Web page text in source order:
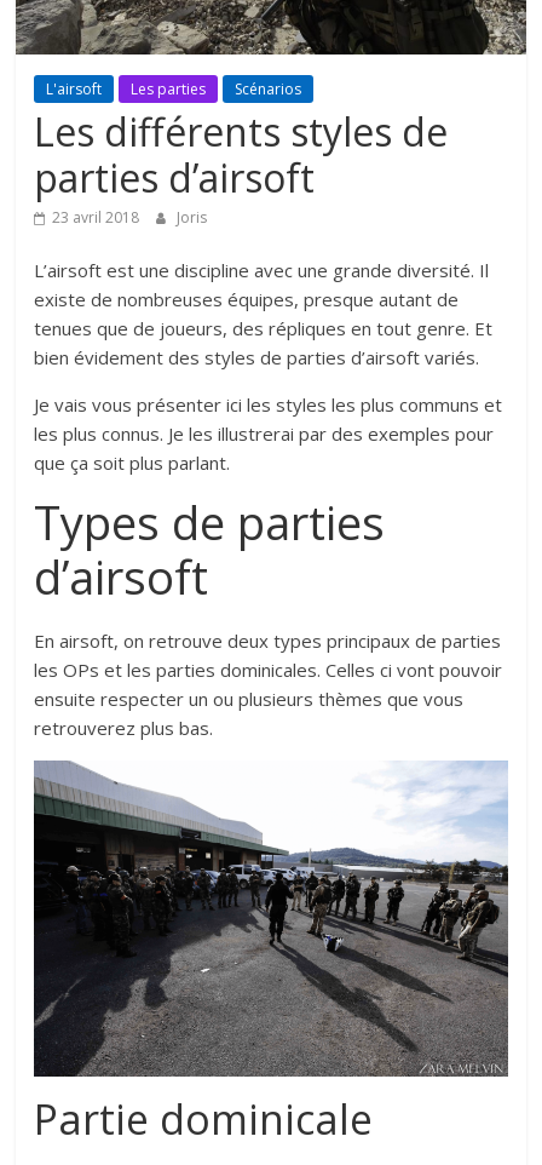
L'airsoft Les parties Scénarios
Les différents styles de
parties d’airsoft
23 avril 2018 Joris
L’airsoft est une discipline avec une grande diversité. Il
existe de nombreuses équipes, presque autant de
tenues que de joueurs, des répliques en tout genre. Et
bien évidement des styles de parties d’airsoft variés.
Je vais vous présenter ici les styles les plus communs et
les plus connus. Je les illustrerai par des exemples pour
que ça soit plus parlant.
Types de parties
d’airsoft
En airsoft, on retrouve deux types principaux de parties
les OPs et les parties dominicales. Celles ci vont pouvoir
ensuite respecter un ou plusieurs thèmes que vous
retrouverez plus bas.
Partie dominicale